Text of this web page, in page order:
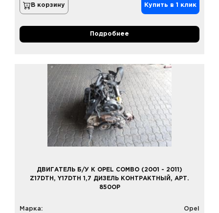
В корзину Купить в 1 клик
Подробнее
ДВИГАТЕЛЬ Б/У К OPEL COMBO (2001 - 2011)
Z17DTH, Y17DTH 1,7 ДИЗЕЛЬ КОНТРАКТНЫЙ, АРТ.
850OP
Марка:
Opel